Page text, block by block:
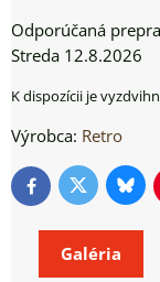
Streda 12.8.2026
Výrobca: Retro
FacebookTwitter
Galéria